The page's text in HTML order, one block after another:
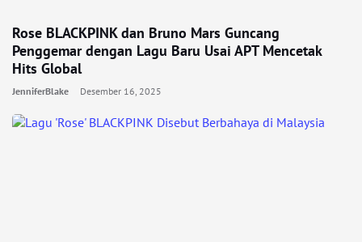
Rose BLACKPINK dan Bruno Mars Guncang
Penggemar dengan Lagu Baru Usai APT Mencetak
Hits Global
JenniferBlake Desember 16, 2025